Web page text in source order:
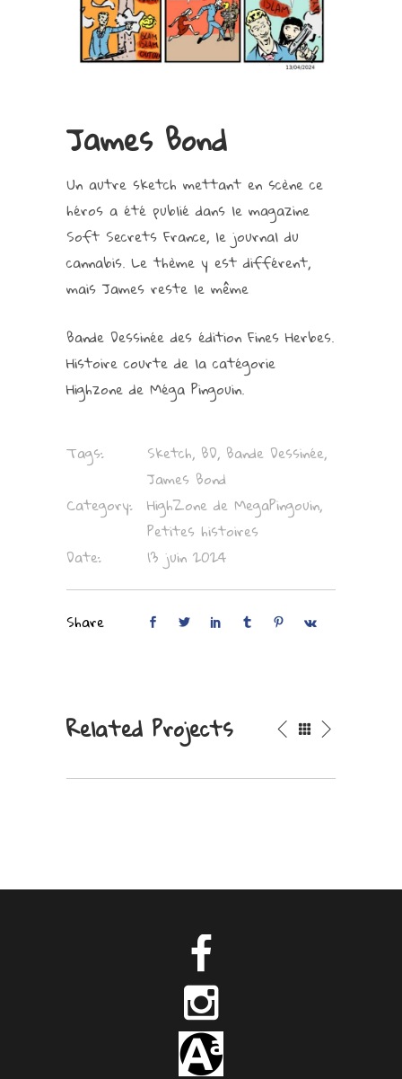
James Bond
Un autre sketch mettant en scène ce
héros a été publié dans le magazine
Soft Secrets France, le journal du
cannabis. Le thème y est différent,
mais James reste le même
Bande Dessinée des édition Fines Herbes.
Histoire courte de la catégorie
Highzone de Méga Pingouin.
Tags:
Sketch, BD, Bande Dessinée,
James Bond
Category: HighZone de MegaPingouin,
Petites histoires
Date:
13 juin 2024
Share
Related Projects